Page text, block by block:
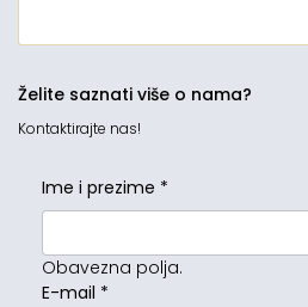
Želite saznati više o nama?
Kontaktirajte nas!
Ime i prezime *
Obavezna polja.
E-mail *